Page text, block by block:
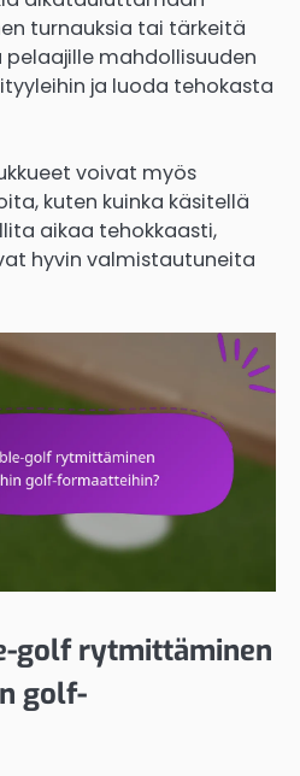
turnauksia tai tärkeitä
mahdollisuuden
ja luoda tehokasta
voivat myös
kuten kuinka käsitellä
aikaa tehokkaasti,
hyvin valmistautuneita
golf rytmittäminen
golf-